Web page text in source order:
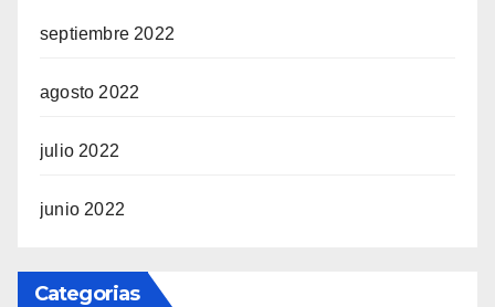
septiembre 2022
agosto 2022
julio 2022
junio 2022
Categorias